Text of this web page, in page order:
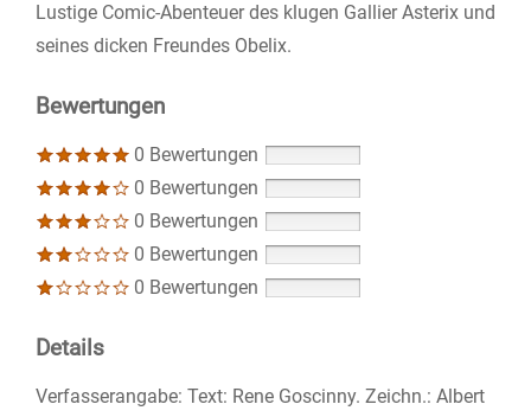
Lustige Comic-Abenteuer des klugen Gallier Asterix und
seines dicken Freundes Obelix.
Bewertungen
0 Bewertungen
0 Bewertungen
0 Bewertungen
0 Bewertungen
0 Bewertungen
Details
Suche nach diesem Verfasser
Verfasserangabe: Text: Rene Goscinny. Zeichn.: Albert